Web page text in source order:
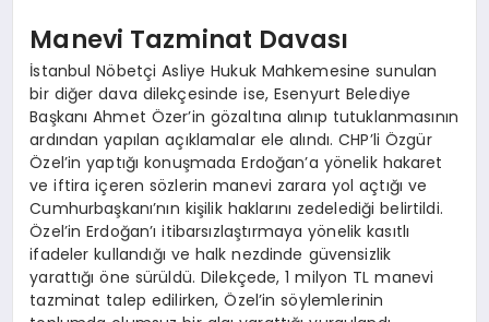
Manevi Tazminat Davası
İstanbul Nöbetçi Asliye Hukuk Mahkemesine sunulan
bir diğer dava dilekçesinde ise, Esenyurt Belediye
Başkanı Ahmet Özer’in gözaltına alınıp tutuklanmasının
ardından yapılan açıklamalar ele alındı. CHP’li Özgür
Özel’in yaptığı konuşmada Erdoğan’a yönelik hakaret
ve iftira içeren sözlerin manevi zarara yol açtığı ve
Cumhurbaşkanı’nın kişilik haklarını zedelediği belirtildi.
Özel’in Erdoğan’ı itibarsızlaştırmaya yönelik kasıtlı
ifadeler kullandığı ve halk nezdinde güvensizlik
yarattığı öne sürüldü. Dilekçede, 1 milyon TL manevi
tazminat talep edilirken, Özel’in söylemlerinin